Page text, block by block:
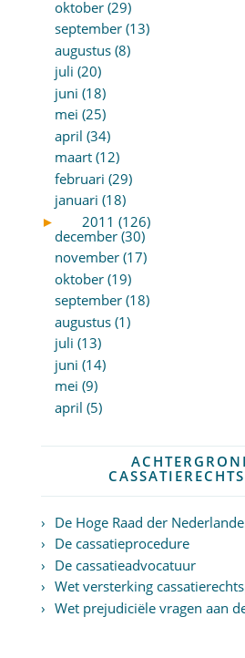
oktober (29)
september (13)
augustus (8)
juli (20)
juni (18)
mei (25)
april (34)
maart (12)
februari (29)
januari (18)
►
2011 (126)
december (30)
november (17)
oktober (19)
september (18)
augustus (1)
juli (13)
juni (14)
mei (9)
april (5)
De Hoge Raad der
De cassatieprocedure
De cassatieadvocatuur
Wet versterking
Wet prejudiciële vragen aan